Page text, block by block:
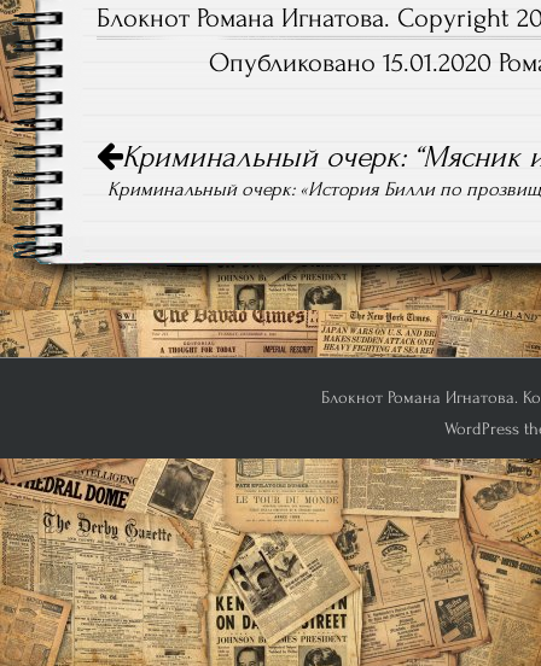
Блокнот Романа Игнатова. Copyright
Опубликовано 15.01.2020
по
записям
Криминальный очерк: “Мясник
Криминальный очерк: «История Билли по
Блокнот Романа Игнатова.
WordPress